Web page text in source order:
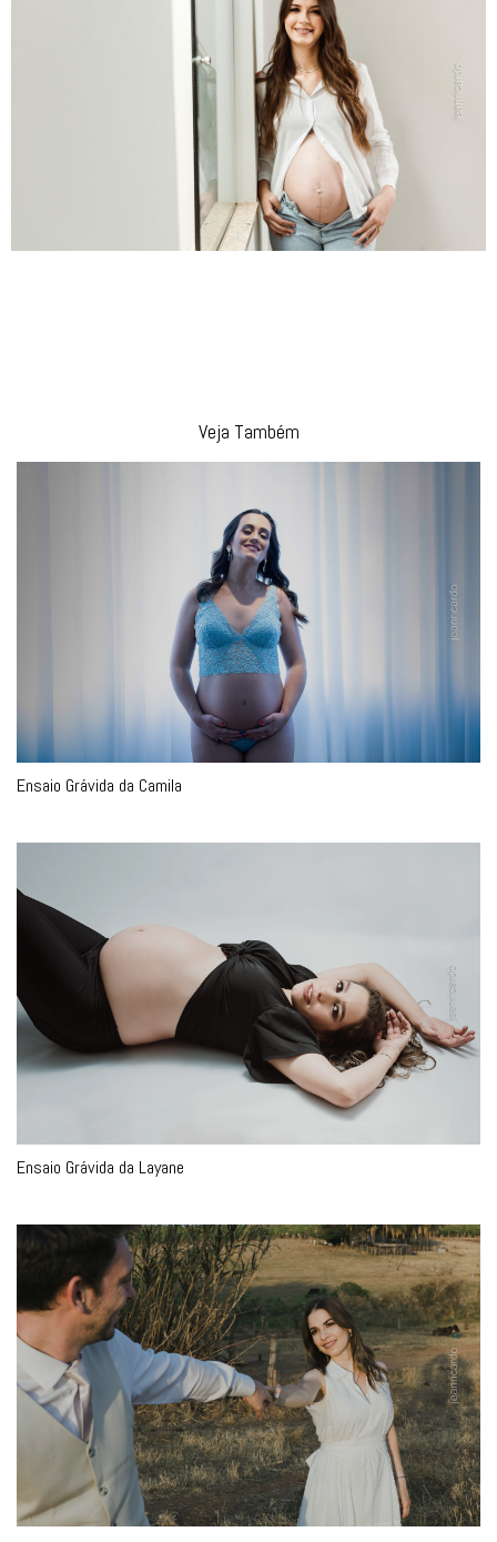
Veja Também
Ensaio Grávida da Camila
Ensaio Grávida da Layane